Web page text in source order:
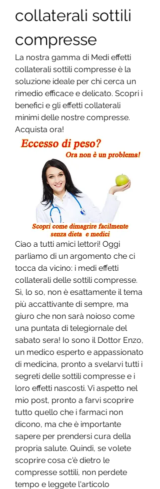
collaterali sottili
compresse
La nostra gamma di Medi effetti
collaterali sottili compresse è la
soluzione ideale per chi cerca un
rimedio efficace e delicato. Scopri i
benefici e gli effetti collaterali
minimi delle nostre compresse.
Acquista ora!
Ciao a tutti amici lettori! Oggi
parliamo di un argomento che ci
tocca da vicino: i medi effetti
collaterali delle sottili compresse.
Sì, lo so, non è esattamente il tema
più accattivante di sempre, ma
giuro che non sarà noioso come
una puntata di telegiornale del
sabato sera! Io sono il Dottor Enzo,
un medico esperto e appassionato
di medicina, pronto a svelarvi tutti i
segreti delle sottili compresse e i
loro effetti nascosti. Vi aspetto nel
mio post, pronto a farvi scoprire
tutto quello che i farmaci non
dicono, ma che è importante
sapere per prendersi cura della
propria salute. Quindi, se volete
scoprire cosa c'è dietro le
compresse sottili, non perdete
tempo e leggete l'articolo